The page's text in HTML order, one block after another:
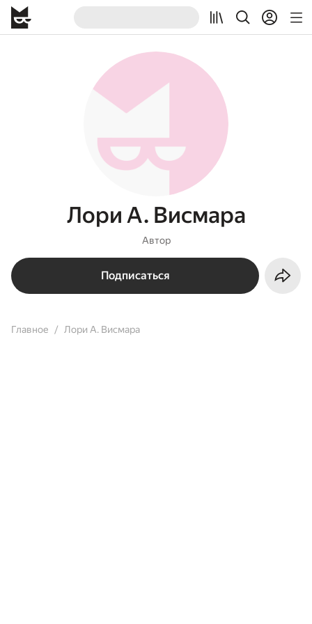
Лори А. Висмара
Автор
Подписаться
Главное Лори А. Висмара